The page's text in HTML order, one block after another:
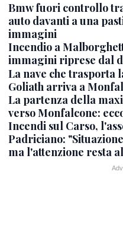
Bmw fuori controllo
auto davanti a una
immagini
Incendio a
immagini riprese dal
La nave che trasporta
Goliath arriva a
La partenza della
verso Monfalcone:
Incendi sul Carso,
Padriciano:
ma l'attenzione resta